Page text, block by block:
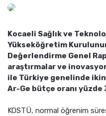
Kocaeli Sağlık ve
Yükseköğretim
Değerlendirme Genel
araştırmalar ve
ile Türkiye genelinde
Ar-Ge bütçe oranı
KOSTÜ, normal öğrenim